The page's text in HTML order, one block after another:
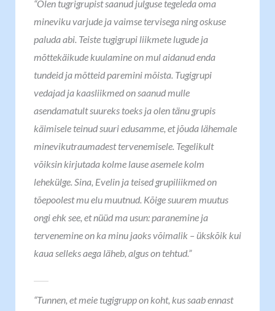
“Olen tugrigrupist saanud julguse tegeleda oma
mineviku varjude ja vaimse tervisega ning oskuse
paluda abi. Teiste tugigrupi liikmete lugude ja
mõttekäikude kuulamine on mul aidanud enda
tundeid ja mõtteid paremini mõista. Tugigrupi
vedajad ja kaasliikmed on saanud mulle
asendamatult suureks toeks ja olen tänu grupis
käimisele teinud suuri edusamme, et jõuda lähemale
minevikutraumadest tervenemisele. Tegelikult
võiksin kirjutada kolme lause asemele kolm
lehekülge. Sina, Evelin ja teised grupiliikmed on
tõepoolest mu elu muutnud. Kõige suurem muutus
ongi ehk see, et nüüd ma usun: paranemine ja
tervenemine on ka minu jaoks võimalik – ükskõik kui
kaua selleks aega läheb, algus on tehtud.”
“Tunnen, et meie tugigrupp on koht, kus saab ennast